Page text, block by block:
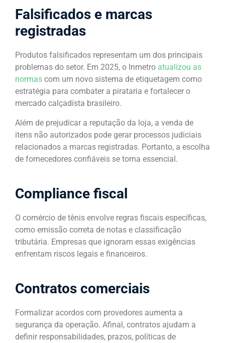
Falsificados e marcas
registradas
Produtos falsificados representam um dos principais
problemas do setor. Em 2025, o Inmetro atualizou as
normas com um novo sistema de etiquetagem como
estratégia para combater a pirataria e fortalecer o
mercado calçadista brasileiro.
Além de prejudicar a reputação da loja, a venda de
itens não autorizados pode gerar processos judiciais
relacionados a marcas registradas. Portanto, a escolha
de fornecedores confiáveis se torna essencial.
Compliance fiscal
O comércio de tênis envolve regras fiscais específicas,
como emissão correta de notas e classificação
tributária. Empresas que ignoram essas exigências
enfrentam riscos legais e financeiros.
Contratos comerciais
Formalizar acordos com provedores aumenta a
segurança da operação. Afinal, contratos ajudam a
definir responsabilidades, prazos, políticas de